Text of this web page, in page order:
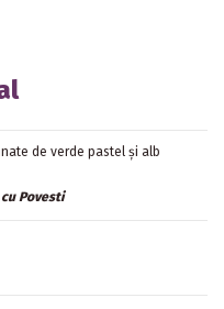
de verde pastel și alb
Povesti